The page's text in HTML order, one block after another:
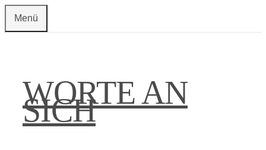
Zum
Inhalt
Menü
WORTE AN
SICH